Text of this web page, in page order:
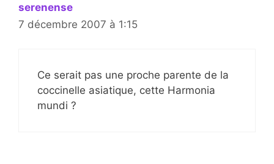
serenense
7 décembre 2007 à 1:15
Ce serait pas une proche parente de la
coccinelle asiatique, cette Harmonia
mundi ?